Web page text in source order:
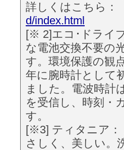
詳しくはこちら：
d/index.html
[※ 2]エコ･ドライ
な電池交換不要の
す。環境保護の観
年に腕時計として
ました。電波時計
を受信し、時刻・
す。
[※3] ティタニア：
さしく、美しい。